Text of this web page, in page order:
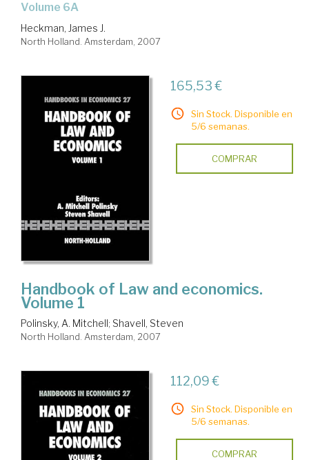
Volume 6A
Heckman, James J.
North Holland. Amsterdam, 2007
165,53 €
Sin Stock. Disponible en
5/6 semanas.
COMPRAR
Handbook of Law and economics.
Volume 1
Polinsky, A. Mitchell; Shavell, Steven
North Holland. Amsterdam, 2007
112,09 €
Sin Stock. Disponible en
5/6 semanas.
COMPRAR